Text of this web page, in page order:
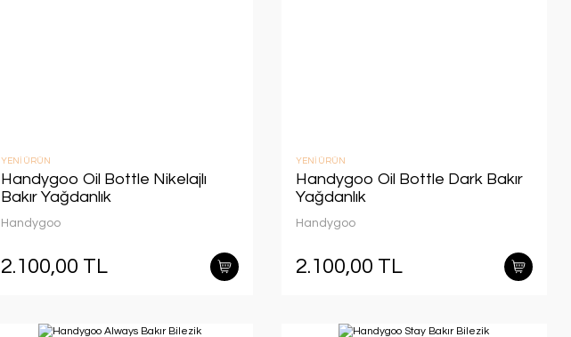
YENİ ÜRÜN
Handygoo Oil Bottle Nikelajlı
Bakır Yağdanlık
Handygoo
2.100,00 TL
YENİ ÜRÜN
Handygoo Oil Bottle Dark Bakır
Yağdanlık
Handygoo
2.100,00 TL